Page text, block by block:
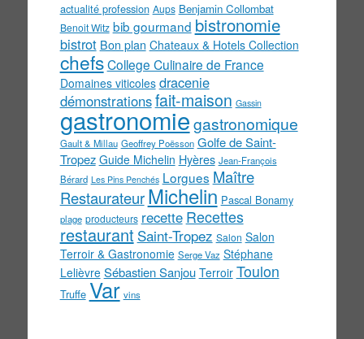
actualité profession Aups Benjamin Collombat
Benoit Witz bib gourmand bistronomie
bistrot Bon plan Chateaux & Hotels Collection
chefs College Culinaire de France
Domaines viticoles dracenie
démonstrationsfait-maison Gassin
gastronomiegastronomique
Gault & Millau Geoffrey Poësson Golfe de Saint-
Tropez Guide Michelin Hyères Jean-François
Bérard Les Pins Penchés Lorgues Maître
Restaurateur Michelin Pascal Bonamy
plage producteurs recette Recettes
restaurant Saint-Tropez Salon Salon
Terroir & Gastronomie Serge Vaz Stéphane
Lelièvre Sébastien Sanjou Terroir Toulon
Truffe Var vins